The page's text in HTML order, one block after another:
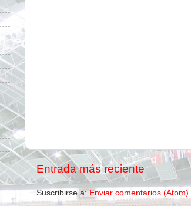
Entrada más reciente
Suscribirse a:Enviar comentarios (Atom)